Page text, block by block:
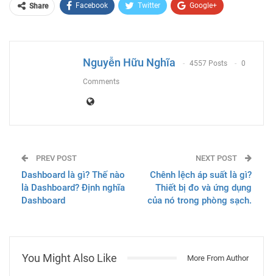
Share Facebook Twitter Google+
Nguyễn Hữu Nghĩa 4557 Posts 0
Comments
PREV POST
Dashboard là gì? Thế nào
là Dashboard? Định nghĩa
Dashboard
NEXT POST
Chênh lệch áp suất là gì?
Thiết bị đo và ứng dụng
của nó trong phòng sạch.
You Might Also Like More From Author